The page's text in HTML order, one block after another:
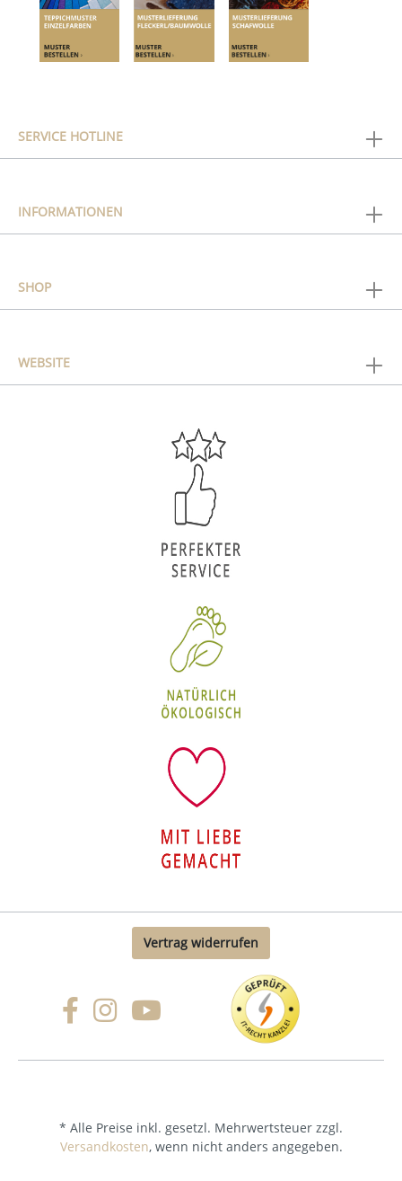
SERVICE HOTLINE
INFORMATIONEN
SHOP
WEBSITE
Vertrag widerrufen
* Alle Preise inkl. gesetzl. Mehrwertsteuer zzgl.
Versandkosten, wenn nicht anders angegeben.